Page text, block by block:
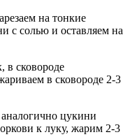
на тонкие
с солью и оставляем на
в сковороде
в сковороде 2-3
цукини
к луку, жарим 2-3